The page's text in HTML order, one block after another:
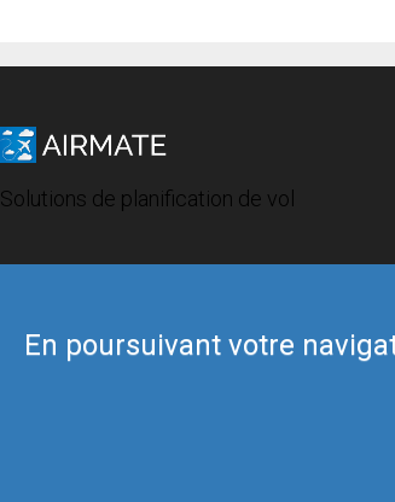
En poursuivant votre
Solutions de planification de vol